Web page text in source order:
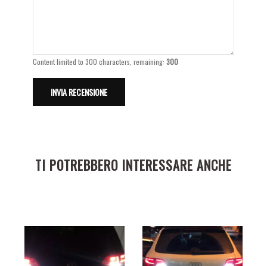
Content limited to 300 characters, remaining:300
TI POTREBBERO INTERESSARE ANCHE